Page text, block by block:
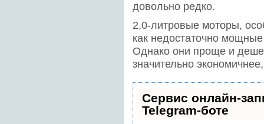
довольно редко.
2,0-литровые моторы,
как недостаточно
Однако они проще и
значительно
Сервис онлайн-
Telegram-боте